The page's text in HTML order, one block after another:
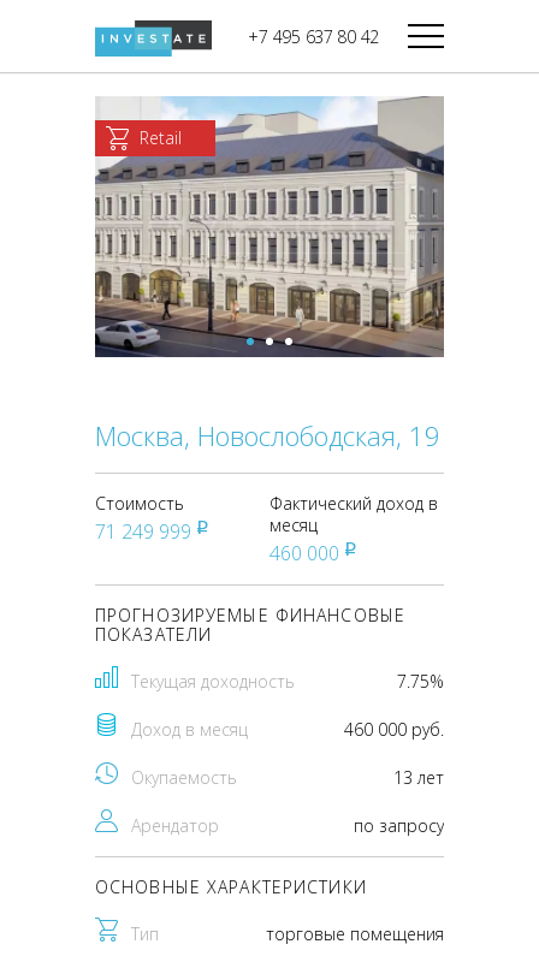
+7 495 637 80 42
Дикси
Верный
Мираторг
Магнолия
В башне
Башня Федерация-II
Запад
Башня Федерация-I
Восток
Город Столиц,
Северный блок
Город Столиц,
Южный блок
Retail
Москва, Новослободская, 19
Стоимость
71 249 999 pуб
Фактический доход в
месяц
460 000 pуб
ПРОГНОЗИРУЕМЫЕ ФИНАНСОВЫЕ
ПОКАЗАТЕЛИ
Текущая доходность 7.75%
Доход в месяц 460 000 руб.
Окупаемость 13 лет
Арендатор по запросу
ОСНОВНЫЕ ХАРАКТЕРИСТИКИ
Тип торговые помещения